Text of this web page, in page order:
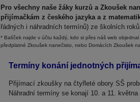
Pro všechny naše žáky kurzů a Zkoušek
přijímačkám z českého jazyka a z
řádných i náhradních termínů) ze školních
* Balíček najde v účtu každý, kdo si přes náš web
předplatné Zkoušek nanečisto, nebo Domácích Zkoušek
Termíny konání jednotných
Přijímací zkoušky na čtyřleté obory SŠ
Náhradní termíny se konají 10. a 11. května